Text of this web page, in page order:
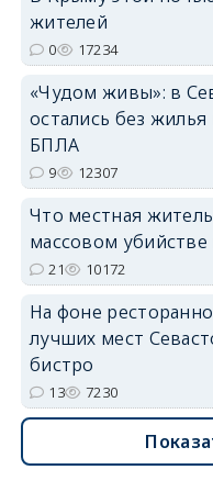
жителей
0 17234
«Чудом живы»: в
остались без жилья
БПЛА
9 12307
Что местная
массовом убийстве
21 10172
На фоне
лучших мест
бистро
13 7230